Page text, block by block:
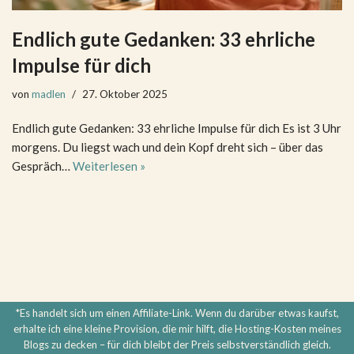
Endlich gute Gedanken: 33 ehrliche
Impulse für dich
von madlen 27. Oktober 2025
Endlich gute Gedanken: 33 ehrliche Impulse für dich Es ist 3 Uhr
morgens. Du liegst wach und dein Kopf dreht sich – über das
Gespräch… Weiterlesen »
*Es handelt sich um einen Affiliate-Link. Wenn du darüber etwas kaufst,
erhalte ich eine kleine Provision, die mir hilft, die Hosting-Kosten meines
Blogs zu decken – für dich bleibt der Preis selbstverständlich gleich.